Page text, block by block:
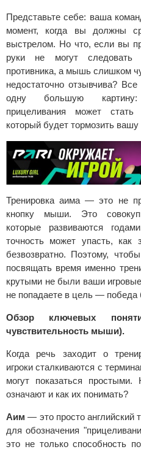
Представьте себе: ваша
момент, когда вы должны
выстрелом. Но что, если вы
руки не могут
противника, а мышь слишком
недостаточно отзывчива?
одну большую картину:
прицеливания может
который будет тормозить вашу
Тренировка аима — это не
кнопку мыши. Это
которые развиваются
точность может упасть,
безвозвратно. Поэтому,
посвящать время именно
крутыми не были ваши
не попадаете в цель — победа
Обзор ключевых
чувствительность мыши).
Когда речь заходит о
игроки сталкиваются с
могут показаться
означают и как их понимать?
Аим — это просто английский
для обозначения
это не только способность